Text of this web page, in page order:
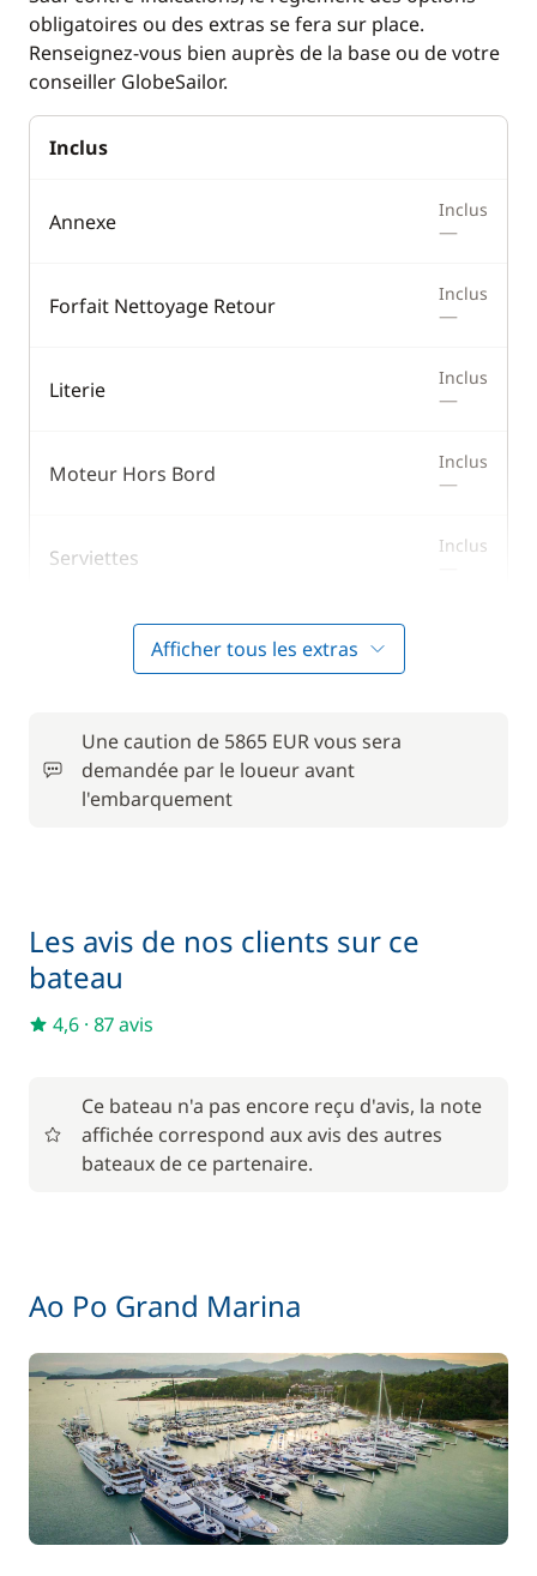
obligatoires ou des extras se fera sur place.
Renseignez-vous bien auprès de la base ou de votre
conseiller GlobeSailor.
Inclus
Annexe Inclus
—
Forfait Nettoyage Retour Inclus
—
Literie Inclus
—
Moteur Hors Bord Inclus
—
Serviettes Inclus
Filet de sécurité
Kayak
Rachat de Franchise 80,00 €
Wifi
Afficher tous les extras
Une caution de 5865 EUR vous sera
demandée par le loueur avant
l'embarquement
Les avis de nos clients sur ce
bateau
4,6 · 87 avis
Ce bateau n'a pas encore reçu d'avis, la note
affichée correspond aux avis des autres
bateaux de ce partenaire.
Ao Po Grand Marina